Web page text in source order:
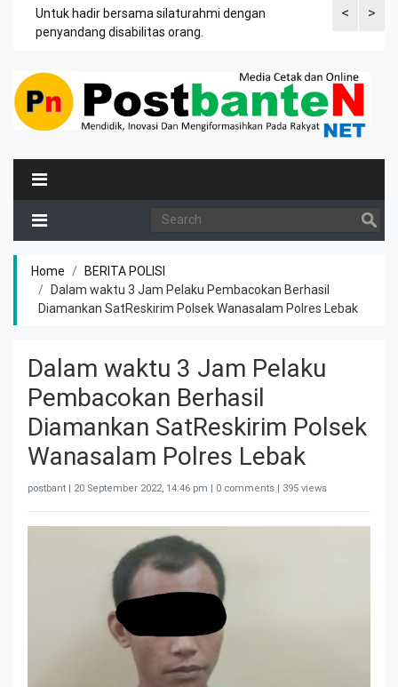
<
Untuk hadir bersama silaturahmi dengan
penyandang disabilitas orang.
Bupati>
Home
BERITA POLISI
Dalam waktu 3 Jam Pelaku Pembacokan Berhasil
Diamankan SatReskirim Polsek Wanasalam Polres Lebak
Dalam waktu 3 Jam Pelaku
Pembacokan Berhasil
Diamankan SatReskirim Polsek
Wanasalam Polres Lebak
postbant | 20 September 2022, 14:46 pm | 0 comments | 395 views